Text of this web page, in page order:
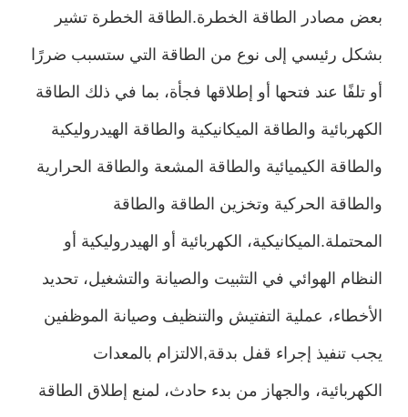
بعض مصادر الطاقة الخطرة.الطاقة الخطرة تشير
بشكل رئيسي إلى نوع من الطاقة التي ستسبب ضررًا
أو تلفًا عند فتحها أو إطلاقها فجأة، بما في ذلك الطاقة
الكهربائية والطاقة الميكانيكية والطاقة الهيدروليكية
والطاقة الكيميائية والطاقة المشعة والطاقة الحرارية
والطاقة الحركية وتخزين الطاقة والطاقة
المحتملة.الميكانيكية، الكهربائية أو الهيدروليكية أو
النظام الهوائي في التثبيت والصيانة والتشغيل، تحديد
الأخطاء، عملية التفتيش والتنظيف وصيانة الموظفين
يجب تنفيذ إجراء قفل بدقة,الالتزام بالمعدات
الكهربائية، والجهاز من بدء حادث، لمنع إطلاق الطاقة